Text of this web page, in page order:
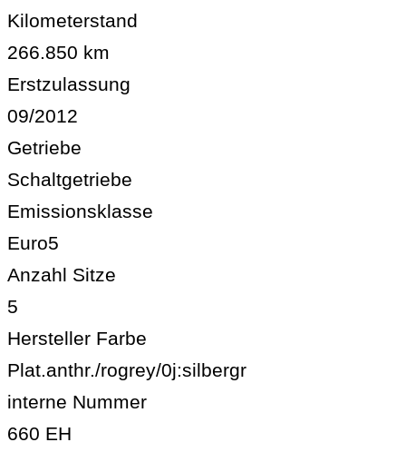
Kilometerstand
266.850 km
Erstzulassung
09/2012
Getriebe
Schaltgetriebe
Emissionsklasse
Euro5
Anzahl Sitze
5
Hersteller Farbe
Plat.anthr./rogrey/0j:silbergr
interne Nummer
660 EH